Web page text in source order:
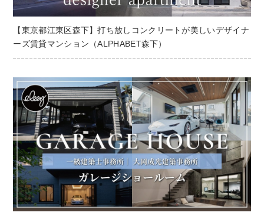
【東京都江東区森下】打ち放しコンクリートが美しいデザイナ
ーズ賃貸マンション（ALPHABET森下）